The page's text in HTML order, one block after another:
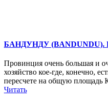
БАНДУНДУ
Провинция очень большая и
хозяйство кое-где, конечно,
пересчете на общую площадь
Читать